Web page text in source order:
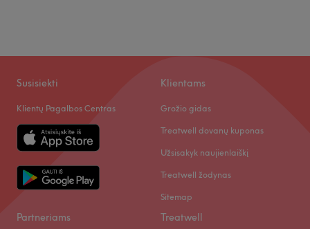
Susisiekti
Klientų Pagalbos Centras
Klientams
Grožio gidas
Treatwell dovanų kuponas
Užsisakyk naujienlaiškį
Treatwell žodynas
Sitemap
Partneriams Treatwell